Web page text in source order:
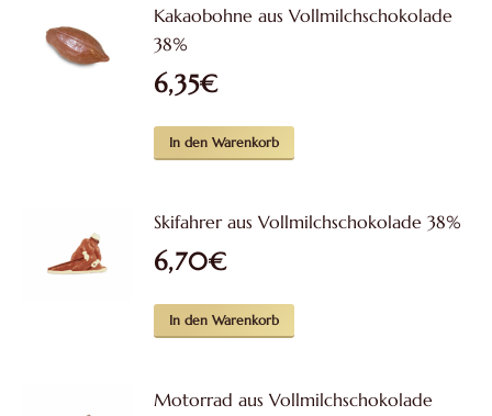
Kakaobohne aus Vollmilchschokolade
38%
6,35€
In den Warenkorb
Skifahrer aus Vollmilchschokolade 38%
6,70€
In den Warenkorb
Motorrad aus Vollmilchschokolade